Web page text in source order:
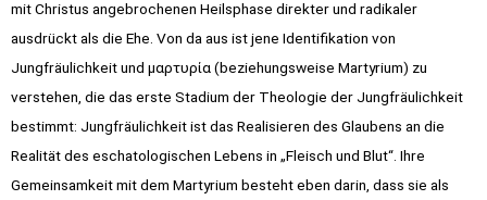
mit Christus angebrochenen Heilsphase direkter und radikaler
ausdrückt als die Ehe. Von da aus ist jene Identifikation von
Jungfräulichkeit und μαρτυρία (beziehungsweise Martyrium) zu
verstehen, die das erste Stadium der Theologie der Jungfräulichkeit
bestimmt: Jungfräulichkeit ist das Realisieren des Glaubens an die
Realität des eschatologischen Lebens in „Fleisch und Blut“. Ihre
Gemeinsamkeit mit dem Martyrium besteht eben darin, dass sie als